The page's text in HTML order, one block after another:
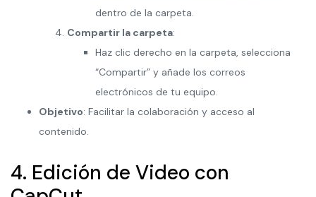
dentro de la carpeta.
Compartir la carpeta:
Haz clic derecho en la carpeta, selecciona
“Compartir” y añade los correos
electrónicos de tu equipo.
Objetivo: Facilitar la colaboración y acceso al
contenido.
4. Edición de Video con